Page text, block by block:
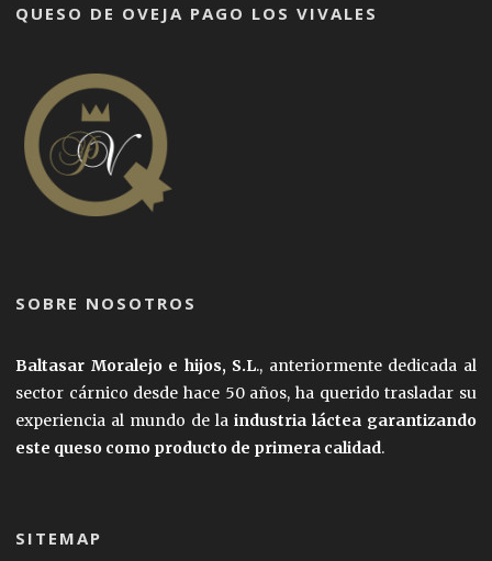
QUESO DE OVEJA PAGO LOS VIVALES
SOBRE NOSOTROS
Baltasar Moralejo e hijos, S.L., anteriormente dedicada al
sector cárnico desde hace 50 años, ha querido trasladar su
experiencia al mundo de la industria láctea garantizando
este queso como producto de primera calidad.
SITEMAP